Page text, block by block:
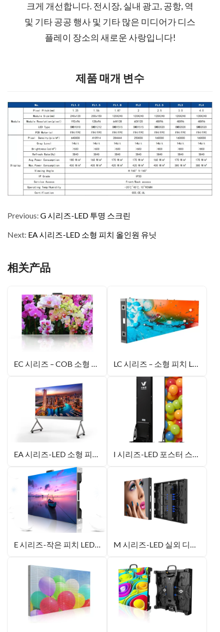
크게 개선합니다. 전시장, 실내 광고, 공항, 역
및 기타 공공 행사 및 기타 많은 미디어가 디스
플레이 장소의 새로운 사랑입니다!
제품 매개 변수
Previous: G 시리즈-LED 투명 스크린
Next: EA 시리즈-LED 소형 피치 올인원 유닛
相关产品